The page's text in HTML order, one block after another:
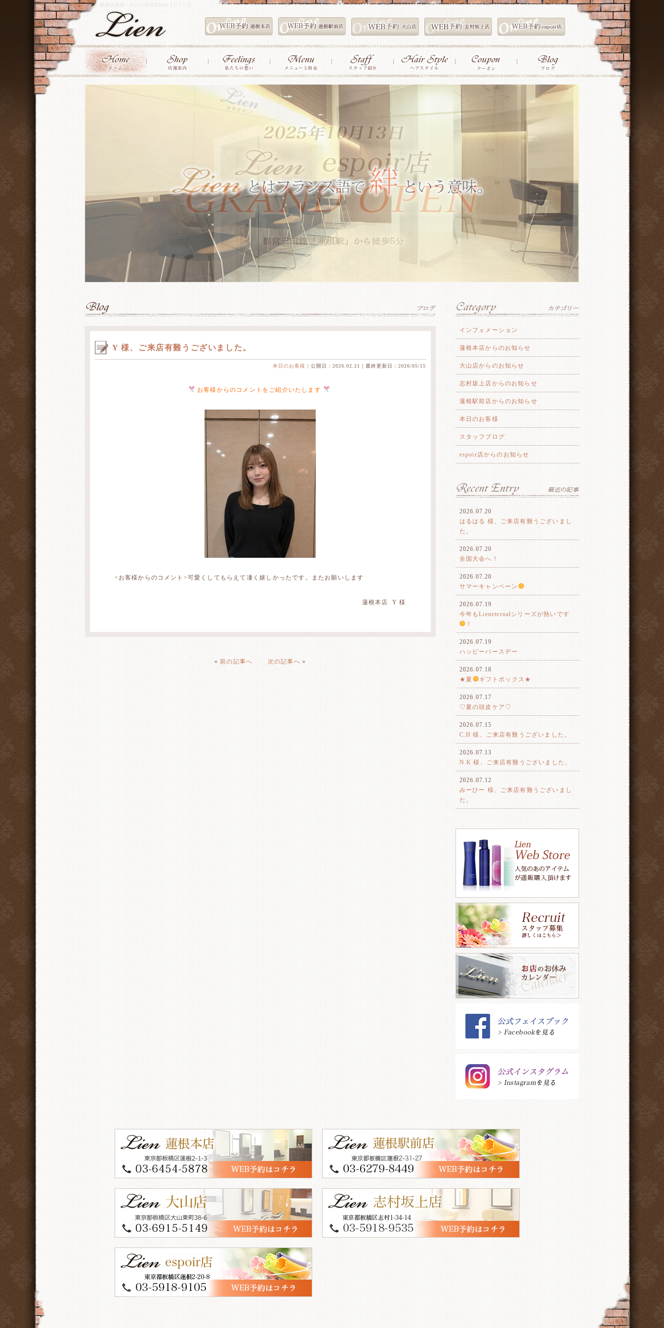
板橋区蓮根・大山の美容室Lien【リアン】
Y 様、ご来店有難うございました。
本日のお客様 | 公開日：2026.02.21｜最終更新日：2026/05/15
お客様からのコメントをご紹介いたします
<お客様からのコメント>可愛くしてもらえて凄く嬉しかったです。またお願いします
蓮根本店 Y 様
«前の記事へ 次の記事へ »
インフォメーション
蓮根本店からのお知らせ
大山店からのお知らせ
志村坂上店からのお知らせ
蓮根駅前店からのお知らせ
本日のお客様
スタッフブログ
espoir店からのお知らせ
2026.07.20
はるはる 様、ご来店有難うございまし
た。
2026.07.20
全国大会へ！
2026.07.20
サマーキャンペーン
2026.07.19
今年もLieneternalシリーズが熱いです
！
2026.07.19
ハッピーバースデー
2026.07.18
★夏
ギフトボックス★
2026.07.17
♡夏の頭皮ケア♡
2026.07.15
C.H 様、ご来店有難うございました。
2026.07.13
N.K 様、ご来店有難うございました。
2026.07.12
みーひー 様、ご来店有難うございまし
た。